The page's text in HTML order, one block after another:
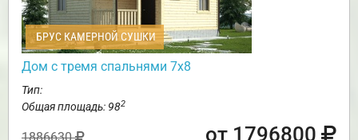
БРУС КАМЕРНОЙ СУШКИ
Дом с тремя спальнями 7х8
Тип:
Общая площадь: 982
от 1796800